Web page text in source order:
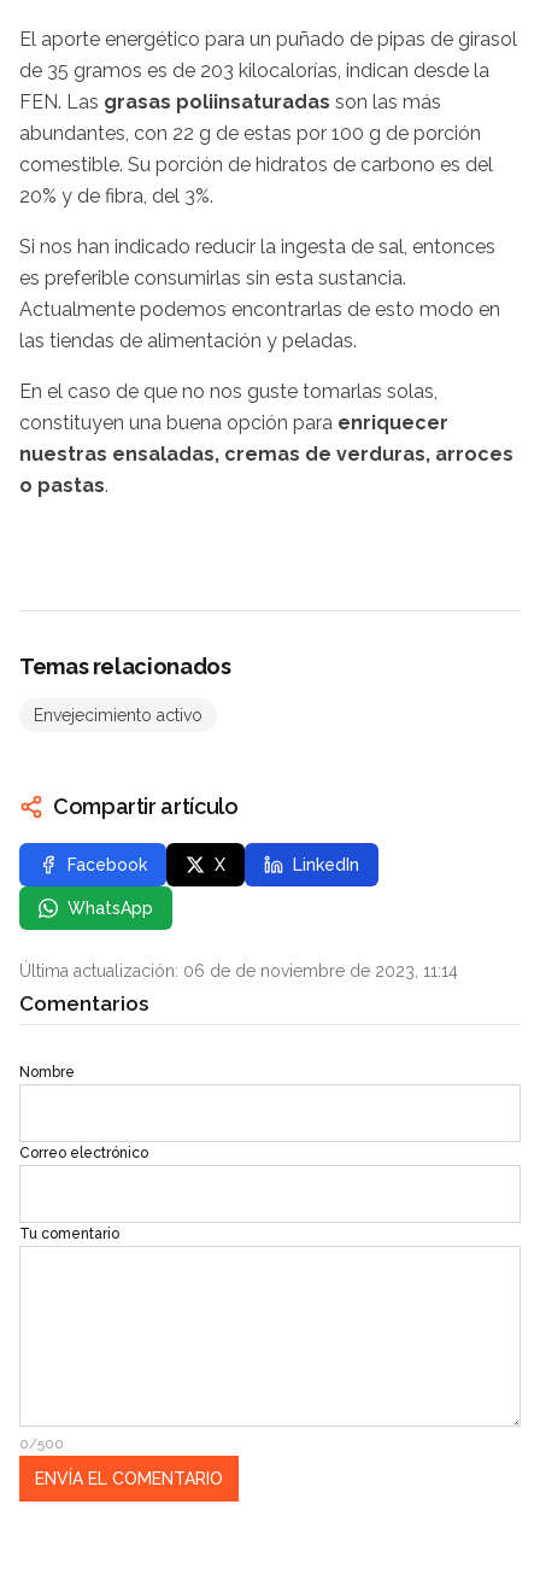
El aporte energético para un puñado de pipas de girasol
de 35 gramos es de 203 kilocalorías, indican desde la
FEN. Las grasas poliinsaturadas son las más
abundantes, con 22 g de estas por 100 g de porción
comestible. Su porción de hidratos de carbono es del
20% y de fibra, del 3%.
Si nos han indicado reducir la ingesta de sal, entonces
es preferible consumirlas sin esta sustancia.
Actualmente podemos encontrarlas de esto modo en
las tiendas de alimentación y peladas.
En el caso de que no nos guste tomarlas solas,
constituyen una buena opción para enriquecer
nuestras ensaladas, cremas de verduras, arroces
o pastas.
Temas relacionados
Envejecimiento activo
Compartir artículo
Facebook X LinkedIn
WhatsApp
Última actualización: 06 de de noviembre de 2023, 11:14
Comentarios
Nombre
Correo electrónico
Tu comentario
0/500